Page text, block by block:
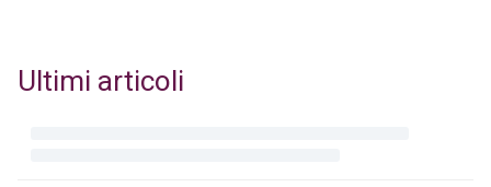
Ultimi articoli